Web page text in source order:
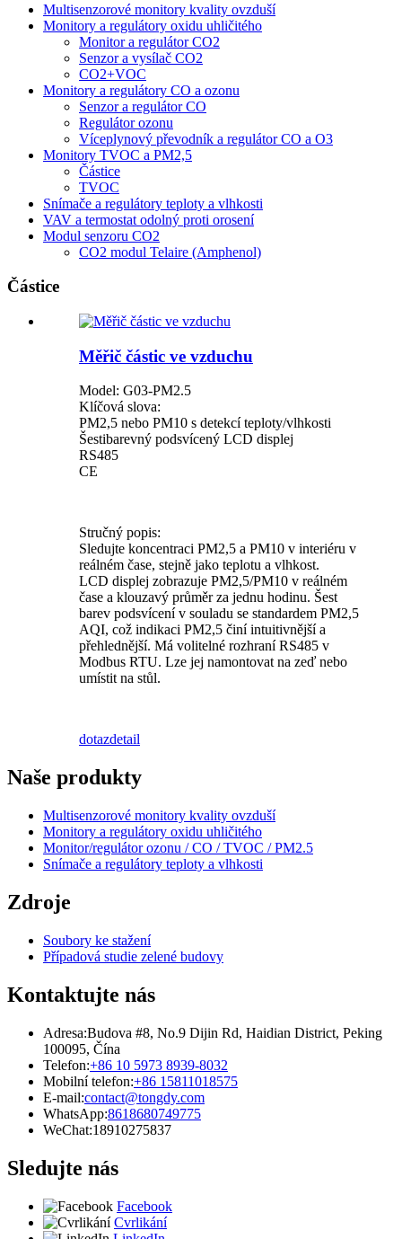
Multisenzorové monitory kvality ovzduší
Monitory a regulátory oxidu uhličitého
Monitor a regulátor CO2
Senzor a vysílač CO2
CO2+VOC
Monitory a regulátory CO a ozonu
Senzor a regulátor CO
Regulátor ozonu
Víceplynový převodník a regulátor CO a O3
Monitory TVOC a PM2,5
Částice
TVOC
Snímače a regulátory teploty a vlhkosti
VAV a termostat odolný proti orosení
Modul senzoru CO2
CO2 modul Telaire (Amphenol)
Částice
Měřič částic ve vzduchu
Model: G03-PM2.5
Klíčová slova:
PM2,5 nebo PM10 s detekcí teploty/vlhkosti
Šestibarevný podsvícený LCD displej
RS485
CE
Stručný popis:
Sledujte koncentraci PM2,5 a PM10 v interiéru v
reálném čase, stejně jako teplotu a vlhkost.
LCD displej zobrazuje PM2,5/PM10 v reálném
čase a klouzavý průměr za jednu hodinu. Šest
barev podsvícení v souladu se standardem PM2,5
AQI, což indikaci PM2,5 činí intuitivnější a
přehlednější. Má volitelné rozhraní RS485 v
Modbus RTU. Lze jej namontovat na zeď nebo
umístit na stůl.
dotazdetail
Naše produkty
Multisenzorové monitory kvality ovzduší
Monitory a regulátory oxidu uhličitého
Monitor/regulátor ozonu / CO / TVOC / PM2.5
Snímače a regulátory teploty a vlhkosti
Zdroje
Soubory ke stažení
Případová studie zelené budovy
Kontaktujte nás
Adresa:Budova #8, No.9 Dijin Rd, Haidian District, Peking
100095, Čína
Telefon:+86 10 5973 8939-8032
Mobilní telefon:+86 15811018575
E-mail:contact@tongdy.com
WhatsApp:8618680749775
WeChat:18910275837
Sledujte nás
Facebook
Cvrlikání